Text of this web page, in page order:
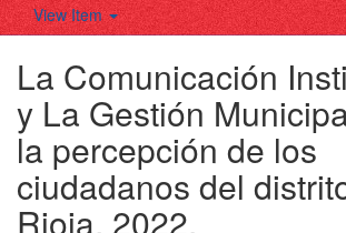
View Item
La Comunicación
y La Gestión
la percepción de los
ciudadanos del
Rioja, 2022.